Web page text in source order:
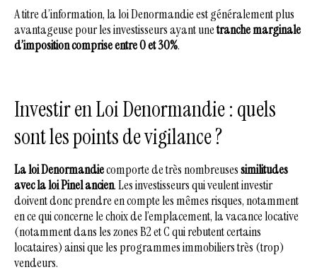
A titre d’information, la loi Denormandie est généralement plus
avantageuse pour les investisseurs ayant unetranche marginale
d’imposition comprise entre 0 et 30%.
Investir en Loi Denormandie : quels
sont les points de vigilance ?
La loi Denormandiecomporte de très nombreusessimilitudes
avec la loi Pinel ancien. Les investisseurs qui veulent investir
doivent donc prendre en compte les mêmes risques, notamment
en ce qui concerne le choix de l’emplacement, la vacance locative
(notamment dans les zones B2 et C qui rebutent certains
locataires) ainsi que les programmes immobiliers très (trop)
vendeurs.